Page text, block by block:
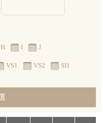
H I J
VS1 VS2
SI1